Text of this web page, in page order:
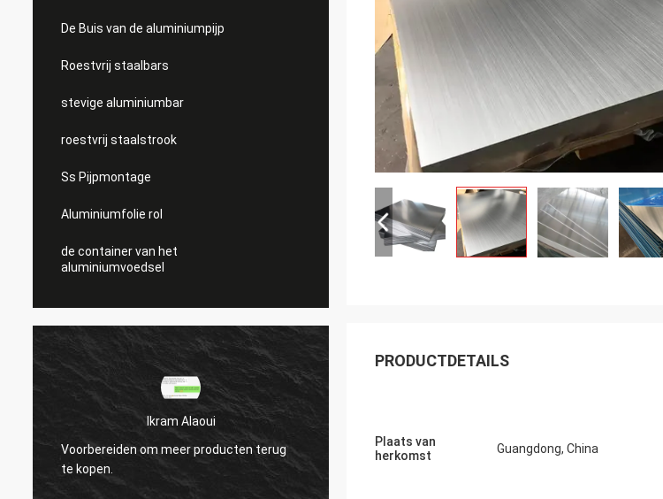
De Buis van de aluminiumpijp
Roestvrij staalbars
stevige aluminiumbar
roestvrij staalstrook
Ss Pijpmontage
Aluminiumfolie rol
de container van het
aluminiumvoedsel
Ikram Alaoui
Voorbereiden om meer producten terug
te kopen.
Voorbereiden om meer producten terug
PRODUCTDETAILS
Plaats van
herkomst
Guangdong, China